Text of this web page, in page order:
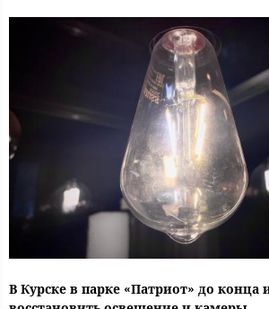
В Курске в парке «Патриот» до